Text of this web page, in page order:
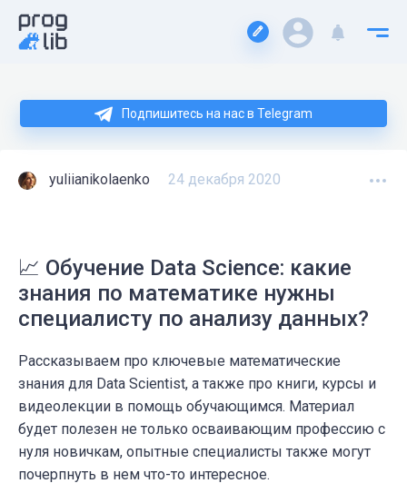
Подпишитесь на нас в Telegram
yuliianikolaenko 24 декабря 2020
📈 Обучение Data Science: какие
знания по математике нужны
специалисту по анализу данных?
Рассказываем про ключевые математические
знания для Data Scientist, а также про книги, курсы и
видеолекции в помощь обучающимся. Материал
будет полезен не только осваивающим профессию с
нуля новичкам, опытные специалисты также могут
почерпнуть в нем что-то интересное.